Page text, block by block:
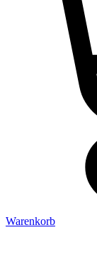
Warenkorb